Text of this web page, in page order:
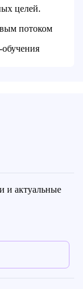
целей.
потоком
и актуальные